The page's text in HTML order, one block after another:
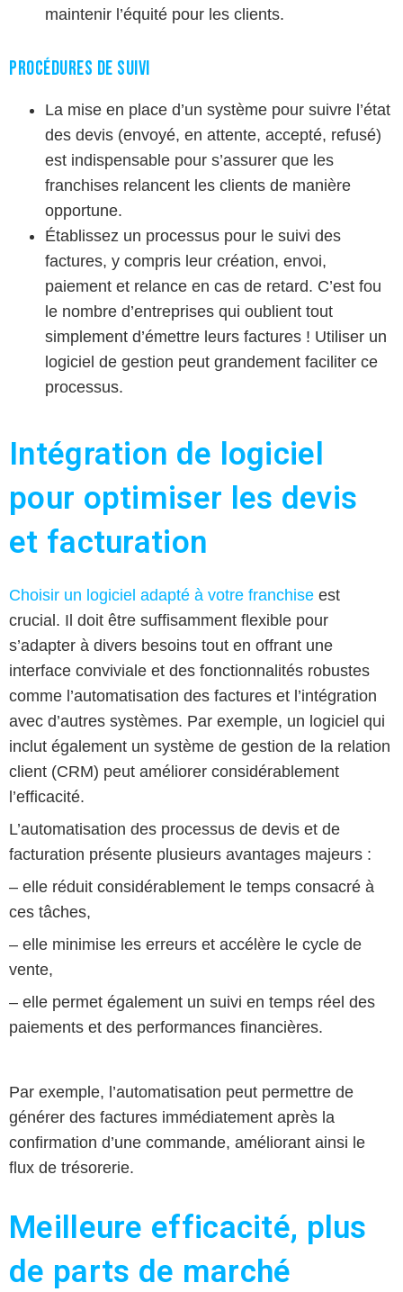
maintenir l’équité pour les clients.
Procédures de Suivi
La mise en place d’un système pour suivre l’état
des devis (envoyé, en attente, accepté, refusé)
est indispensable pour s’assurer que les
franchises relancent les clients de manière
opportune.
Établissez un processus pour le suivi des
factures, y compris leur création, envoi,
paiement et relance en cas de retard. C’est fou
le nombre d’entreprises qui oublient tout
simplement d’émettre leurs factures ! Utiliser un
logiciel de gestion peut grandement faciliter ce
processus.
Intégration de logiciel
pour optimiser les devis
et facturation
Choisir un logiciel adapté à votre franchise est
crucial. Il doit être suffisamment flexible pour
s’adapter à divers besoins tout en offrant une
interface conviviale et des fonctionnalités robustes
comme l’automatisation des factures et l’intégration
avec d’autres systèmes. Par exemple, un logiciel qui
inclut également un système de gestion de la relation
client (CRM) peut améliorer considérablement
l’efficacité.
L’automatisation des processus de devis et de
facturation présente plusieurs avantages majeurs :
– elle réduit considérablement le temps consacré à
ces tâches,
– elle minimise les erreurs et accélère le cycle de
vente,
– elle permet également un suivi en temps réel des
paiements et des performances financières.
Par exemple, l’automatisation peut permettre de
générer des factures immédiatement après la
confirmation d’une commande, améliorant ainsi le
flux de trésorerie.
Meilleure efficacité, plus
de parts de marché